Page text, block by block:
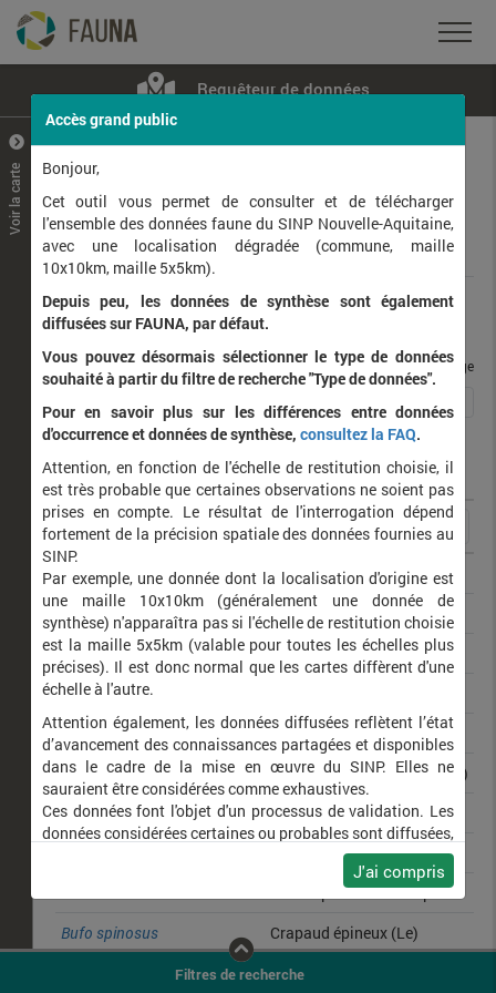
Requêteur de données
+
–
Voir la carte
Données
Rang taxonomique :
Affichage de1à 25sur 94
taxons / page
3
Nom latin Nom vernaculaire
Podarcis muralis
Lézard des murailles (Le)
Lacerta bilineata
Lézard vert
Salamandra salamandra
Salamandre tachetée (La)
Rana dalmatina
Lissotriton helveticus
Triton palmé (Le)
Hierophis viridiflavus
Couleuvre verte et jaune (La)
Lutra lutra
Loutre d'Europe
Demi-Deuil (Le)
Martin-pêcheur d'Europe
Bufo spinosus
Crapaud épineux (Le)
Anax empereur (L')
Filtres de recherche
Accès grand public
Bonjour,
Cet outil vous permet de consulter et de télécharger
l'ensemble des données faune du SINP Nouvelle-Aquitaine,
avec une localisation dégradée (commune, maille
10x10km, maille 5x5km).
Depuis peu, les données de synthèse sont également
diffusées sur FAUNA, par défaut.
Vous pouvez désormais sélectionner le type de données
souhaité à partir du filtre de recherche "Type de données".
Pour en savoir plus sur les différences entre données
d'occurrence et données de synthèse, consultez la FAQ.
Attention, en fonction de l'échelle de restitution choisie, il
est très probable que certaines observations ne soient pas
prises en compte. Le résultat de l'interrogation dépend
fortement de la précision spatiale des données fournies au
SINP.
Par exemple, une donnée dont la localisation d'origine est
une maille 10x10km (généralement une donnée de
synthèse) n'apparaîtra pas si l'échelle de restitution choisie
est la maille 5x5km (valable pour toutes les échelles plus
précises). Il est donc normal que les cartes diffèrent d'une
échelle à l'autre.
Attention également, les données diffusées reflètent l’état
d’avancement des connaissances partagées et disponibles
dans le cadre de la mise en œuvre du SINP. Elles ne
sauraient être considérées comme exhaustives.
Ces données font l'objet d'un processus de validation. Les
données considérées certaines ou probables sont diffusées,
ainsi que celles pour lesquelles la méthode n'est pas
J'ai compris